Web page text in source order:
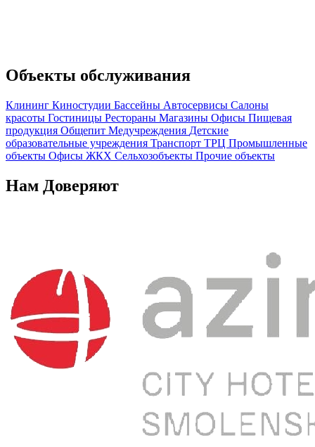
Объекты обслуживания
Клининг Киностудии Бассейны Автосервисы Салоны
красоты Гостиницы Рестораны Магазины Офисы Пищевая
продукция Общепит Медучреждения Детские
образовательные учреждения Транспорт ТРЦ Промышленные
объекты Офисы ЖКХ Сельхозобъекты Прочие объекты
Нам Доверяют